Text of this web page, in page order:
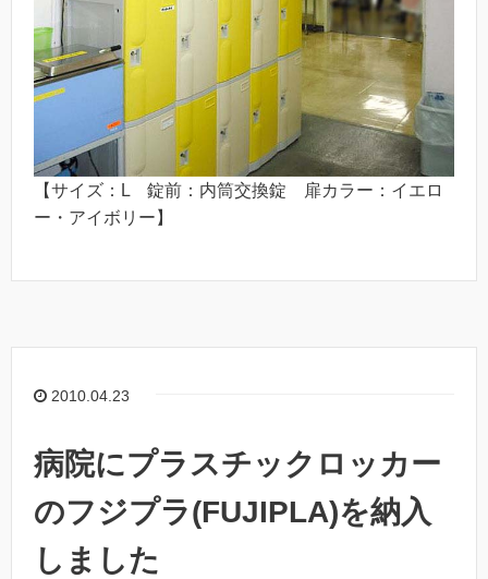
【サイズ：L 錠前：内筒交換錠 扉カラー：イエロ
ー・アイボリー】
2010.04.23
病院にプラスチックロッカー
のフジプラ(FUJIPLA)を納入
しました